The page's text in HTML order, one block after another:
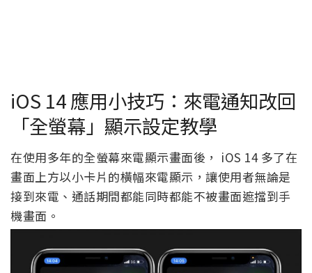
iOS 14 應用小技巧：來電通知改回
「全螢幕」顯示設定教學
在使用多年的全螢幕來電顯示畫面後， iOS 14 多了在
畫面上方以小卡片的橫幅來電顯示，讓使用者無論是
接到來電、通話期間都能同時都能不被畫面遮擋到手
機畫面。